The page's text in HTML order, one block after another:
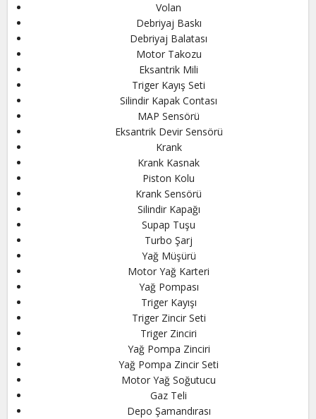
Volan
Debriyaj Baskı
Debriyaj Balatası
Motor Takozu
Eksantrik Mili
Triger Kayış Seti
Silindir Kapak Contası
MAP Sensörü
Eksantrik Devir Sensörü
Krank
Krank Kasnak
Piston Kolu
Krank Sensörü
Silindir Kapağı
Supap Tuşu
Turbo Şarj
Yağ Müşürü
Motor Yağ Karteri
Yağ Pompası
Triger Kayışı
Triger Zincir Seti
Triger Zinciri
Yağ Pompa Zinciri
Yağ Pompa Zincir Seti
Motor Yağ Soğutucu
Gaz Teli
Depo Şamandırası